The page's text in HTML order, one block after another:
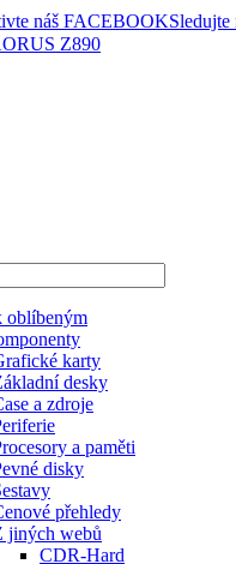
náš FACEBOOK
oblíbeným
karty
desky
a zdroje
a paměti
disky
přehledy
jiných webů
CDR-Hard